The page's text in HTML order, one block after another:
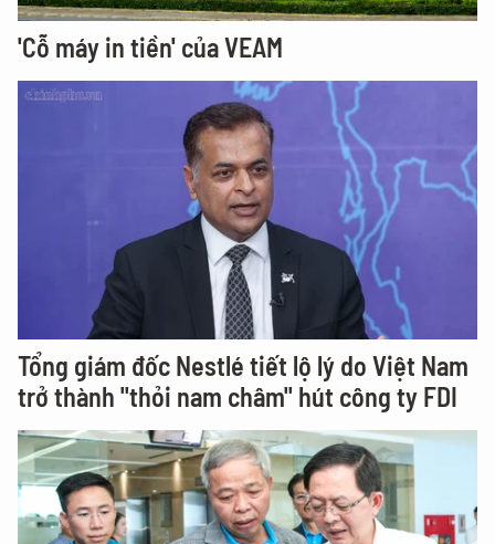
'Cỗ máy in tiền' của VEAM
Tổng giám đốc Nestlé tiết lộ lý do Việt Nam
trở thành "thỏi nam châm" hút công ty FDI